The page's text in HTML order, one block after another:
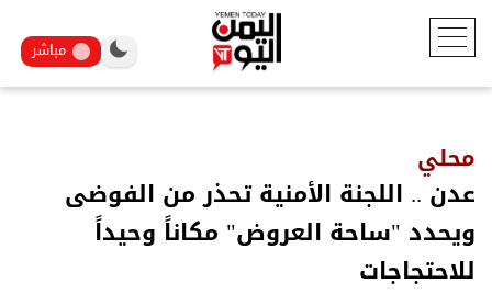
مباشر
محلي
عدن .. اللجنة الأمنية تحذر من الفوضى
ويحدد "ساحة العروض" مكاناً وحيداً
للاحتجاجات